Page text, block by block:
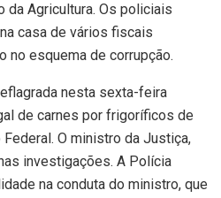
Agricultura. Os policiais
casa de vários fiscais
no esquema de corrupção.
nesta sexta-feira
de carnes por frigoríficos de
O ministro da Justiça,
investigações. A Polícia
na conduta do ministro, que